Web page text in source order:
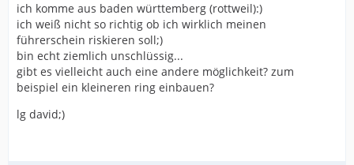
ich komme aus baden württemberg (rottweil):)
ich weiß nicht so richtig ob ich wirklich meinen
führerschein riskieren soll;)
bin echt ziemlich unschlüssig...
gibt es vielleicht auch eine andere möglichkeit? zum
beispiel ein kleineren ring einbauen?
lg david;)